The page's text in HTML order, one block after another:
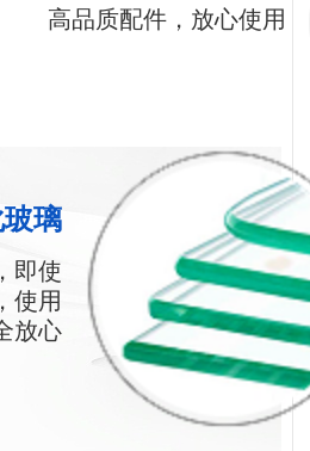
高品质配件，放心使用
璃
即使
使用
放心